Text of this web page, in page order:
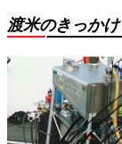
渡米のきっかけ